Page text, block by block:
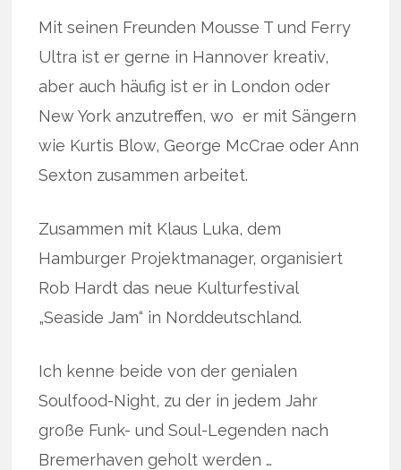
Mit seinen Freunden Mousse T und Ferry
Ultra ist er gerne in Hannover kreativ,
aber auch häufig ist er in London oder
New York anzutreffen, wo er mit Sängern
wie Kurtis Blow, George McCrae oder Ann
Sexton zusammen arbeitet.
Zusammen mit Klaus Luka, dem
Hamburger Projektmanager, organisiert
Rob Hardt das neue Kulturfestival
„Seaside Jam“ in Norddeutschland.
Ich kenne beide von der genialen
Soulfood-Night, zu der in jedem Jahr
große Funk- und Soul-Legenden nach
Bremerhaven geholt werden …